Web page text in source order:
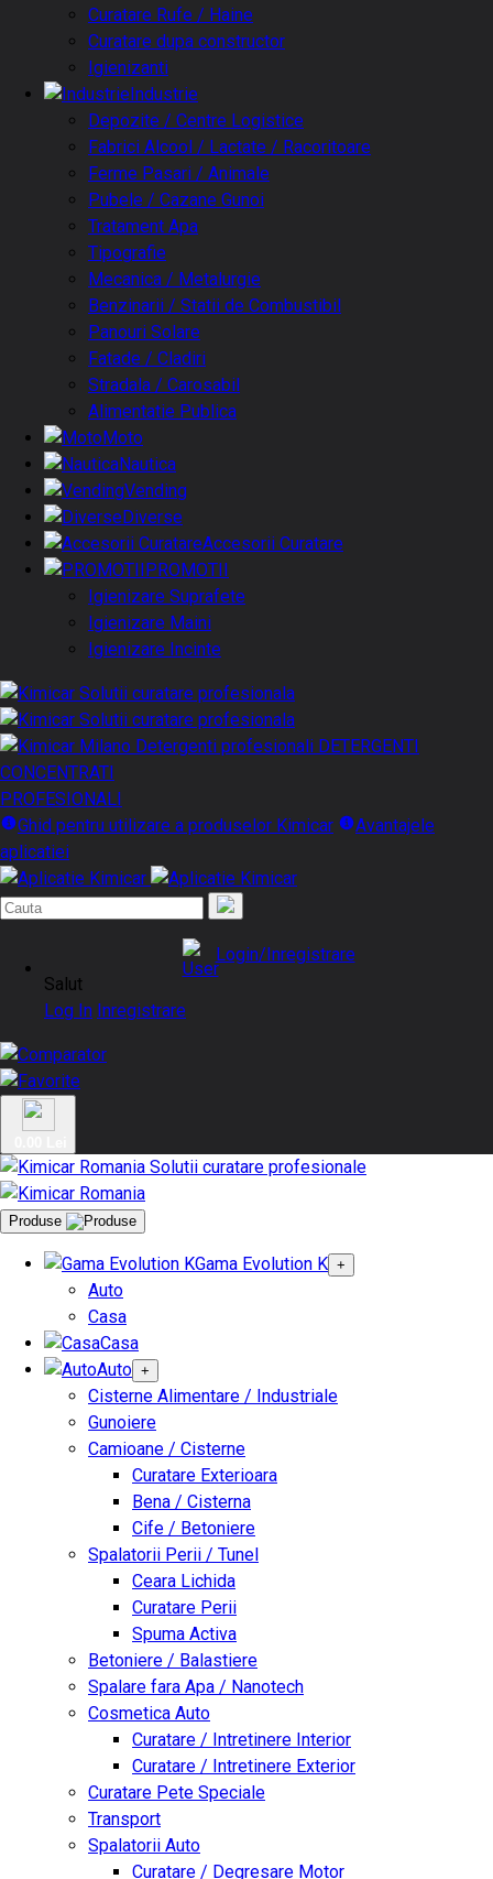
Curatare Rufe / Haine
Curatare dupa constructor
Igienizanti
Industrie
Depozite / Centre Logistice
Fabrici Alcool / Lactate / Racoritoare
Ferme Pasari / Animale
Pubele / Cazane Gunoi
Tratament Apa
Tipografie
Mecanica / Metalurgie
Benzinarii / Statii de Combustibil
Panouri Solare
Fatade / Cladiri
Stradala / Carosabil
Alimentatie Publica
Moto
Nautica
Vending
Diverse
Accesorii Curatare
PROMOTII
Igienizare Suprafete
Igienizare Maini
Igienizare Incinte
DETERGENTI
CONCENTRATI
PROFESIONALI
Ghid pentru utilizare a produselor Kimicar
Avantajele
aplicatiei
Login/Inregistrare
Salut
Log In Inregistrare
Produse
Gama Evolution K +
Auto
Casa
Casa
Auto +
Cisterne Alimentare / Industriale
Gunoiere
Camioane / Cisterne
Curatare Exterioara
Bena / Cisterna
Cife / Betoniere
Spalatorii Perii / Tunel
Ceara Lichida
Curatare Perii
Spuma Activa
Betoniere / Balastiere
Spalare fara Apa / Nanotech
Cosmetica Auto
Curatare / Intretinere Interior
Curatare / Intretinere Exterior
Curatare Pete Speciale
Transport
Spalatorii Auto
Curatare / Degresare Motor